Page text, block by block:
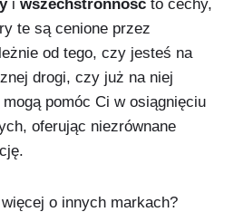
i wszechstronność to cechy,
te są cenione przez
od tego, czy jesteś na
drogi, czy już na niej
pomóc Ci w osiągnięciu
oferując niezrównane
o innych markach?